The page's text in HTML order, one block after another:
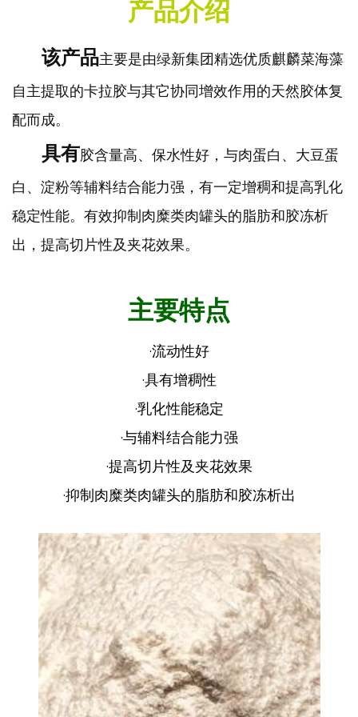
产品介绍
该产品主要是由绿新集团精选优质麒麟菜海藻
自主提取的卡拉胶与其它协同增效作用的天然胶体复
配而成。
具有 胶含量高、保水性好，与肉蛋白、大豆蛋
白、淀粉等辅料结合能力强，有一定增稠和提高乳化
稳定性能。有效抑制肉糜类肉罐头的脂肪和胶冻析
出，提高切片性及夹花效果。
主要特点
·流动性好
·具有增稠性
·乳化性能稳定
·与辅料结合能力强
·提高切片性及夹花效果
·抑制肉糜类肉罐头的脂肪和胶冻析出